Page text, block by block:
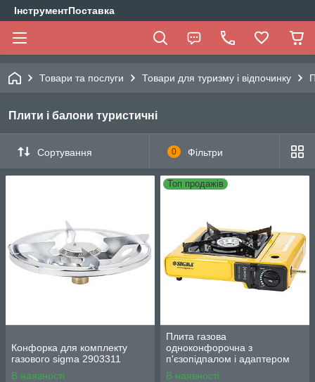
ІнструментПоставка
Товари та послуги Товари для туризму і відпочинку
Плити і балони туристичні
Сортування 0 Фільтри
Конфорка для комплекту
газового sigma 2903311
В наявності
Топ продажів
Плита газова
одноконфорочна з
п'єзопідпалом і адаптером
(кейс) sigma 2903431
В наявності